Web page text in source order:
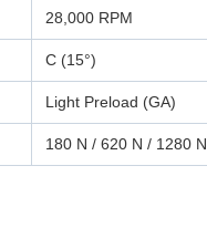
28,000 RPM
C (15°)
Light Preload (GA)
180 N / 620 N / 1280 N